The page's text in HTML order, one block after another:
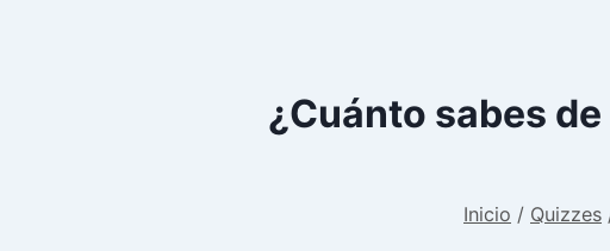
¿Cuánto sabes
Inicio / Quizzes